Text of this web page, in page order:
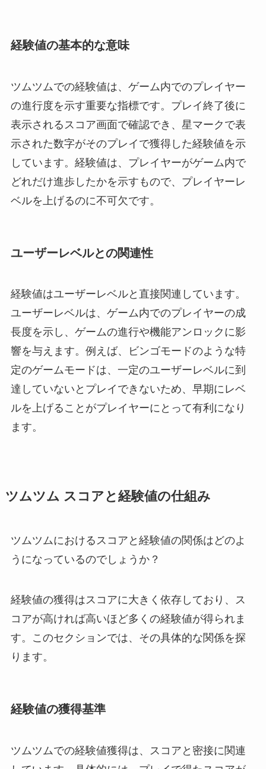
経験値の基本的な意味
ツムツムでの経験値は、ゲーム内でのプレイヤー
の進行度を示す重要な指標です。プレイ終了後に
表示されるスコア画面で確認でき、星マークで表
示された数字がそのプレイで獲得した経験値を示
しています。経験値は、プレイヤーがゲーム内で
どれだけ進歩したかを示すもので、プレイヤーレ
ベルを上げるのに不可欠です。
ユーザーレベルとの関連性
経験値はユーザーレベルと直接関連しています。
ユーザーレベルは、ゲーム内でのプレイヤーの成
長度を示し、ゲームの進行や機能アンロックに影
響を与えます。例えば、ビンゴモードのような特
定のゲームモードは、一定のユーザーレベルに到
達していないとプレイできないため、早期にレベ
ルを上げることがプレイヤーにとって有利になり
ます。
ツムツム スコアと経験値の仕組み
ツムツムにおけるスコアと経験値の関係はどのよ
うになっているのでしょうか？
経験値の獲得はスコアに大きく依存しており、ス
コアが高ければ高いほど多くの経験値が得られま
す。このセクションでは、その具体的な関係を探
ります。
経験値の獲得基準
ツムツムでの経験値獲得は、スコアと密接に関連